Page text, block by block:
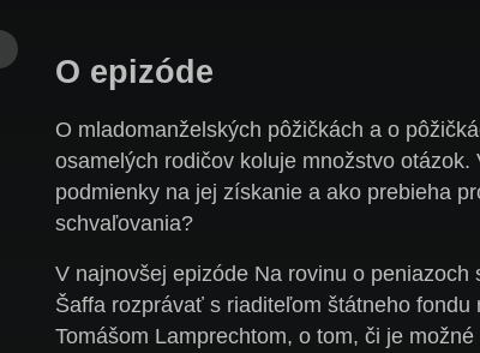
O epizóde
O mladomanželských pôžičkách a o
osamelých rodičov koluje množstvo otázok.
podmienky na jej získanie a ako prebieha
schvaľovania?
V najnovšej epizóde Na rovinu o peniazoch
Šaffa rozprávať s riaditeľom štátneho fondu
Tomášom Lamprechtom, o tom, či je